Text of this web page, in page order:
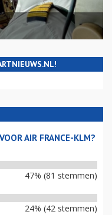
AIR FRANCE-KLM?
47% (81 stemmen)
24% (42 stemmen)